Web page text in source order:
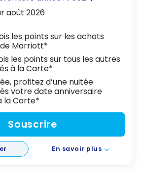
août 2026
les points sur les achats
Marriott*
les points sur tous les autres
à la Carte*
profitez d’une nuitée
votre date anniversaire
la Carte*
Souscrire
En savoir plus